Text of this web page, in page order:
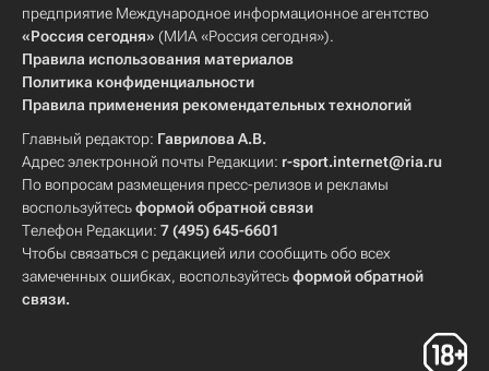
предприятие Международное информационное агентство
«Россия сегодня» (МИА «Россия сегодня»).
Правила использования материалов
Политика конфиденциальности
Правила применения рекомендательных технологий
Главный редактор: Гаврилова А.В.
Адрес электронной почты Редакции: r-sport.internet@ria.ru
По вопросам размещения пресс-релизов и рекламы
воспользуйтесьформой обратной связи
Телефон Редакции: 7 (495) 645-6601
Чтобы связаться с редакцией или сообщить обо всех
замеченных ошибках, воспользуйтесьформой обратной
связи.